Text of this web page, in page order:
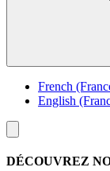
French
English
Toggle
menu
DÉCOUVREZ